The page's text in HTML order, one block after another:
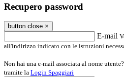
Recupero password
button close ×
E-mail
all'indirizzo indicato con le istruzioni
Non hai una e-mail associata al nome
tramite la Login Spaggiari